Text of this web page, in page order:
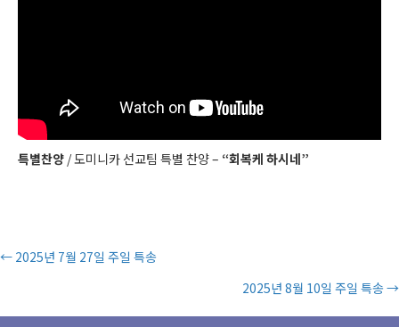
특별찬양 / 도미니카 선교팀 특별 찬양 – “회복케 하시네”
Posts
← 2025년 7월 27일 주일 특송
2025년 8월 10일 주일 특송 →